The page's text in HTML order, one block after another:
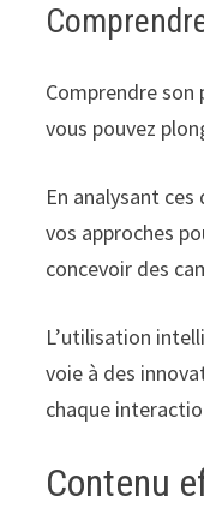
Comprendre
vous pouvez
En analysant
vos approches
concevoir des
L’utilisation
voie à des
chaque
Contenu